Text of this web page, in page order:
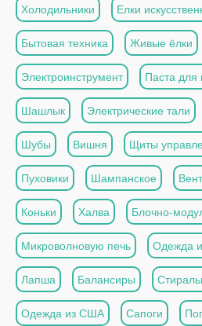
Холодильники Елки
Бытовая техника Живые ёлки
Электроинструмент Паста для
Шашлык Электрические тали
Шубы Вишня Щиты
Пуховики Шампанское
Коньки Халва Блочно-
Микроволновую печь Одежда
Лапша Балансиры
Одежда из США Сапоги